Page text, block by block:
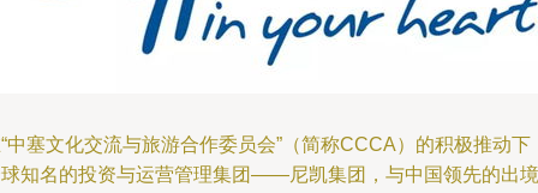
中塞文化交流与旅游合作委员会”（简称CCCA）的积极推动下
知名的投资与运营管理集团——尼凯集团，与中国领先的出境